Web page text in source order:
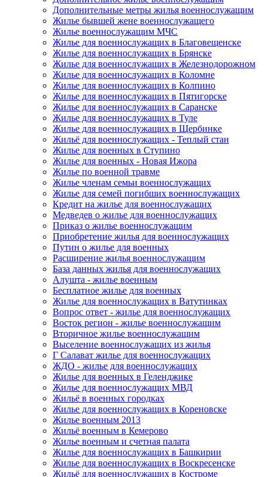
Дополнительные метры жилья военнослужащим
Жилье бывшей жене военнослужащего
Жилье военнослужащим МЧС
Жилье для военнослужащих в Благовещенске
Жилье для военнослужащих в Брянске
Жилье для военнослужащих в Железнодорожном
Жилье для военнослужащих в Коломне
Жилье для военнослужащих в Колпино
Жилье для военнослужащих в Пятигорске
Жилье для военнослужащих в Саранске
Жилье для военнослужащих в Туле
Жилье для военнослужащих в Щербинке
Жильё для военнослужащих - Теплый стан
Жилье для военных в Ступино
Жилье для военных - Новая Ижора
Жилье по военной травме
Жилье членам семьи военнослужащих
Жилье для семей погибших военнослужащих
Кредит на жилье для военнослужащих
Медведев о жилье для военнослужащих
Приказ о жилье военнослужащим
Приобретение жилья для военнослужащих
Путин о жилье для военных
Расширение жилья военнослужащим
База данных жилья для военнослужащих
Алушта - жилье военным
Бесплатное жилье для военных
Жилье для военнослужащих в Ватутинках
Вопрос ответ - жилье для военнослужащих
Восток регион - жилье военнослужащим
Вторичное жилье военнослужащим
Выселение военнослужащих из жилья
Г Салават жилье для военнослужащих
ЖДО - жилье для военнослужащих
Жилье для военных в Геленджике
Жилье для военнослужащих МВД
Жильё в военных городках
Жилье для военнослужащих в Кореновске
Жилье военным 2013
Жильё военным в Кемерово
Жилье военным и счетная палата
Жилье для военнослужащих в Башкирии
Жилье для военнослужащих в Воскресенске
Жильё для военнослужащих в Костроме